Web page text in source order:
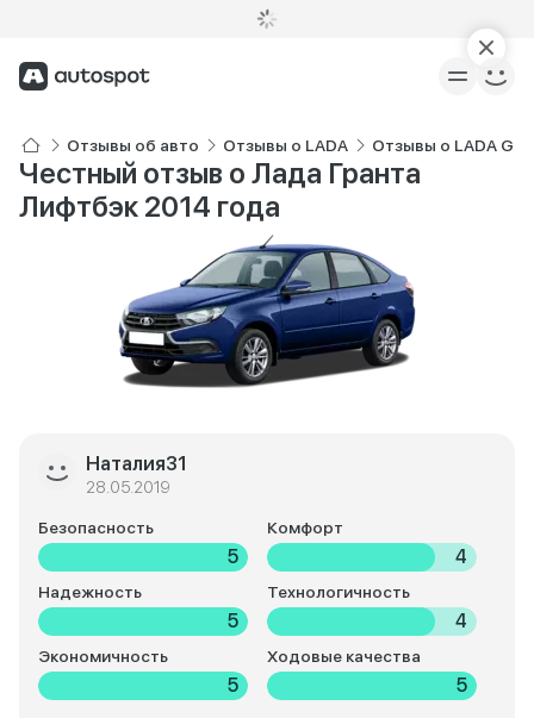
Отзывы об авто Отзывы о LADA Отзывы о LADA
Честный отзыв о Лада Гранта
Лифтбэк 2014 года
Наталия31
28.05.2019
Безопасность
5
Комфорт
4
Надежность
5
Технологичность
4
Экономичность
5
Ходовые качества
5